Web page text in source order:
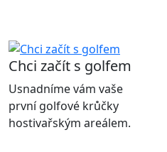
Chci začít s golfem
Usnadníme vám vaše
první golfové krůčky
hostivařským areálem.